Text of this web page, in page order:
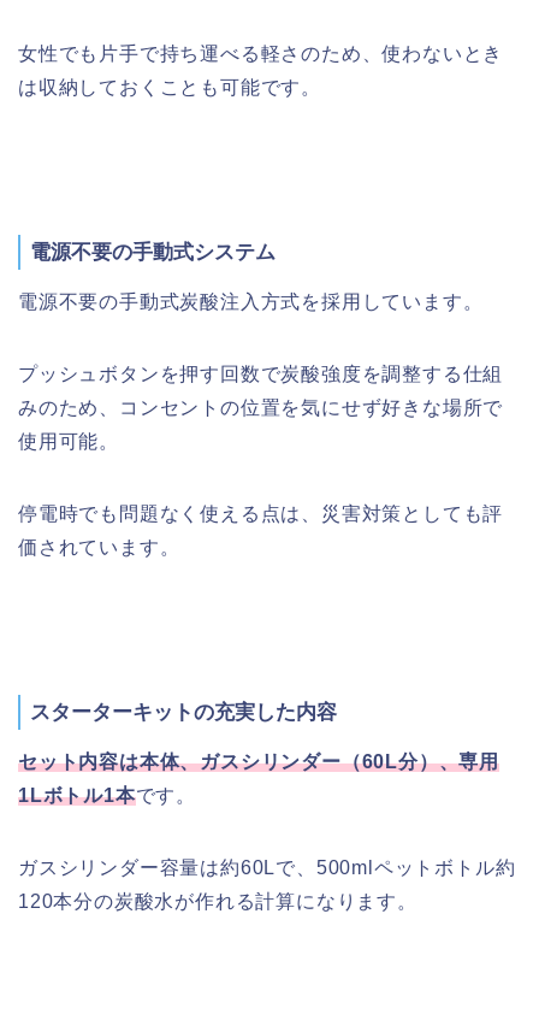
女性でも片手で持ち運べる軽さのため、使わないとき
は収納しておくことも可能です。
電源不要の手動式システム
電源不要の手動式炭酸注入方式を採用しています。
プッシュボタンを押す回数で炭酸強度を調整する仕組
みのため、コンセントの位置を気にせず好きな場所で
使用可能。
停電時でも問題なく使える点は、災害対策としても評
価されています。
スターターキットの充実した内容
セット内容は本体、ガスシリンダー（60L分）、専用
1Lボトル1本です。
ガスシリンダー容量は約60Lで、500mlペットボトル約
120本分の炭酸水が作れる計算になります。